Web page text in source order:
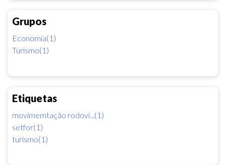
Grupos
Economia(1)
Turismo(1)
Etiquetas
movimemtação rodovi...(1)
setfor(1)
turismo(1)